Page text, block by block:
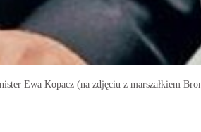
Ewa Kopacz (na zdjęciu z marszałkiem